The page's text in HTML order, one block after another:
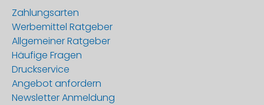
Zahlungsarten
Werbemittel Ratgeber
Allgemeiner Ratgeber
Häufige Fragen
Druckservice
Angebot anfordern
Newsletter Anmeldung